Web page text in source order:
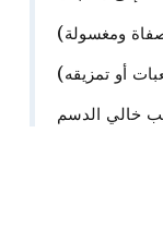
أو تمزيقه)
خالي الدسم